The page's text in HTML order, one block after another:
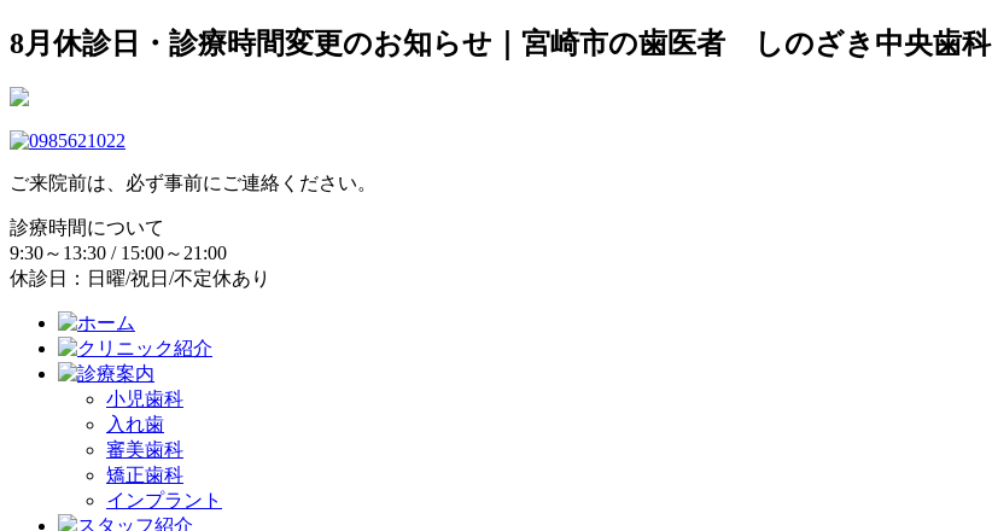
8月休診日・診療時間変更のお知らせ｜宮崎市の歯医者 しのざき中央歯科
ご来院前は、必ず事前にご連絡ください。
診療時間について
9:30～13:30 / 15:00～21:00
休診日：日曜/祝日/不定休あり
小児歯科
入れ歯
審美歯科
矯正歯科
インプラント